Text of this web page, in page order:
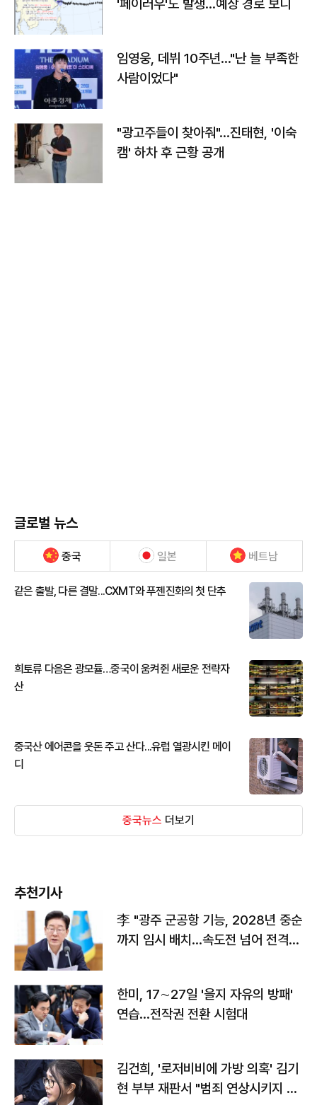
'페이러우'도 발생…예상 경로 보니
임영웅, 데뷔 10주년…"난 늘 부족한
사람이었다"
"광고주들이 찾아줘"…진태현, '이숙
캠' 하차 후 근황 공개
글로벌 뉴스
중국 일본 베트남
같은 출발, 다른 결말...CXMT와 푸젠진화의 첫 단추
희토류 다음은 광모듈…중국이 움켜쥔 새로운 전략자
산
중국산 에어콘을 웃돈 주고 산다...유럽 열광시킨 메이
디
중국뉴스 더보기
추천기사
李 "광주 군공항 기능, 2028년 중순
까지 임시 배치…속도전 넘어 전격
한미, 17∼27일 '을지 자유의 방패'
연습…전작권 전환 시험대
김건희, '로저비비에 가방 의혹' 김기
현 부부 재판서 "범죄 연상시키지 말